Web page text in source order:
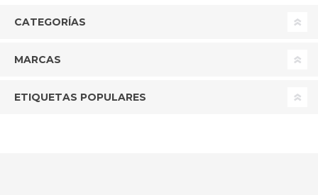
CATEGORÍAS
MARCAS
ETIQUETAS POPULARES